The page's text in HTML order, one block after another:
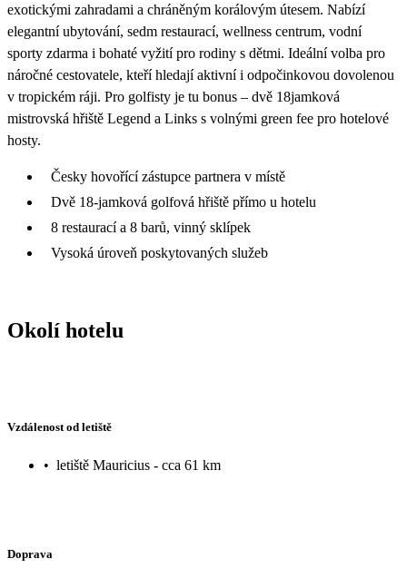
exotickými zahradami a chráněným korálovým útesem. Nabízí
elegantní ubytování, sedm restaurací, wellness centrum, vodní
sporty zdarma i bohaté vyžití pro rodiny s dětmi. Ideální volba pro
náročné cestovatele, kteří hledají aktivní i odpočinkovou dovolenou
v tropickém ráji. Pro golfisty je tu bonus – dvě 18jamková
mistrovská hřiště Legend a Links s volnými green fee pro hotelové
hosty.
Česky hovořící zástupce partnera v místě
Dvě 18-jamková golfová hřiště přímo u hotelu
8 restaurací a 8 barů, vinný sklípek
Vysoká úroveň poskytovaných služeb
Okolí hotelu
Vzdálenost od letiště
• letiště Mauricius - cca 61 km
Doprava